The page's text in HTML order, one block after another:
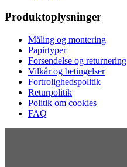
Produktoplysninger
Måling og montering
Papirtyper
Forsendelse og returnering
Vilkår og betingelser
Fortrolighedspolitik
Returpolitik
Politik om cookies
FAQ